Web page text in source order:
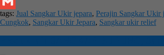
Gmail
tags: Jual Sangkar Ukir jepara, Perajin Sangkar Ukir
Cungkok, Sangkar Ukir Jepara, Sangkar ukir relief